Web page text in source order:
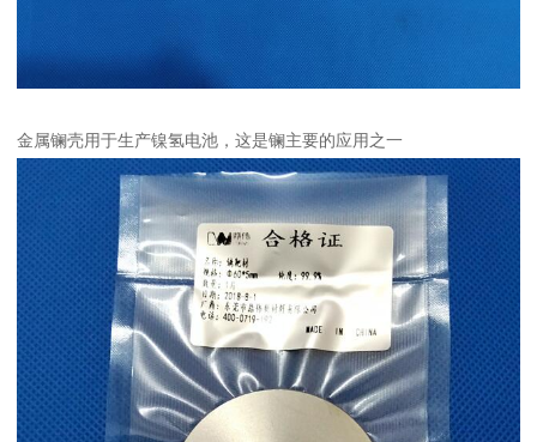
金属镧壳用于生产镍氢电池，这是镧主要的应用之一